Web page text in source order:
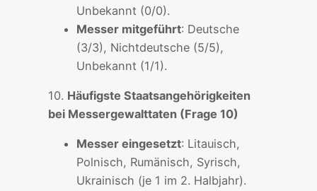
Unbekannt (0/0).
Messer mitgeführt: Deutsche
(3/3), Nichtdeutsche (5/5),
Unbekannt (1/1).
10. Häufigste Staatsangehörigkeiten
bei Messergewalttaten (Frage 10)
Messer eingesetzt: Litauisch,
Polnisch, Rumänisch, Syrisch,
Ukrainisch (je 1 im 2. Halbjahr).